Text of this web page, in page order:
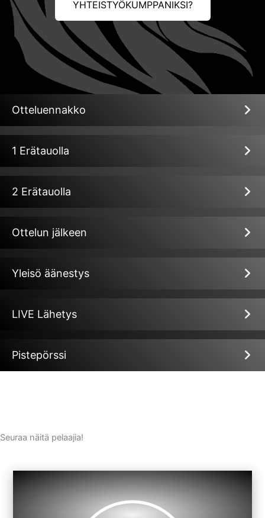
YHTEISTYÖKUMPPANIKSI?
Otteluennakko
1 Erätauolla
2 Erätauolla
Ottelun jälkeen
Yleisö äänestys
LIVE Lähetys
Pistepörssi
Seuraa näitä pelaajia!